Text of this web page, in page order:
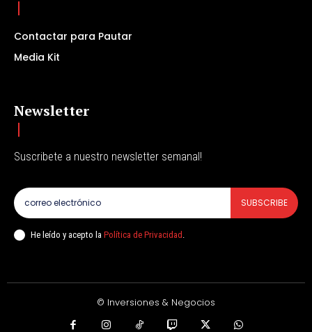
Contactar para Pautar
Media Kit
Newsletter
Suscribete a nuestro newsletter semanal!
SUBSCRIBE
He leído y acepto la Política de Privacidad
© Inversiones & Negocios